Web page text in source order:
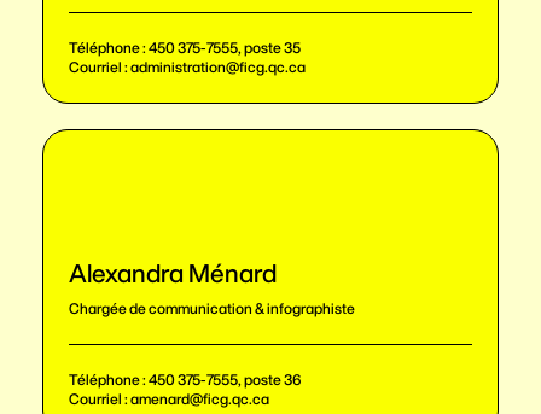
Téléphone : 450 375-7555, poste 35
Courriel : administration@ficg.qc.ca
Alexandra Ménard
Chargée de communication & infographiste
Téléphone : 450 375-7555, poste 36
Courriel : amenard@ficg.qc.ca